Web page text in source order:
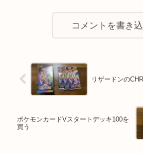
コメントを書き
リザードンの
ポケモンカードVスタートデッキ100を
買う